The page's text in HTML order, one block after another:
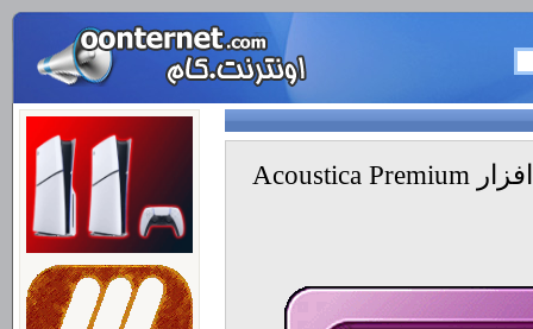
ویرایش حرفه ای صدا با نرم افزار Acoustica Premium